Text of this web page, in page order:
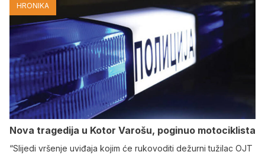
HRONIKA
Nova tragedija u Kotor Varošu, poginuo motociklista
“Slijedi vršenje uviđaja kojim će rukovoditi dežurni tužilac OJT